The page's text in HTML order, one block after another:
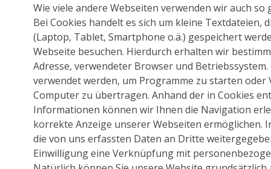
Wie viele andere Webseiten verwenden wir auch so
Bei Cookies handelt es sich um kleine Textdateien,
(Laptop, Tablet, Smartphone o.ä.) gespeichert
Webseite besuchen. Hierdurch erhalten wir
Adresse, verwendeter Browser und
verwendet werden, um Programme zu starten oder
Computer zu übertragen. Anhand der in Cookies
Informationen können wir Ihnen die Navigation
korrekte Anzeige unserer Webseiten ermöglichen.
die von uns erfassten Daten an Dritte
Einwilligung eine Verknüpfung mit